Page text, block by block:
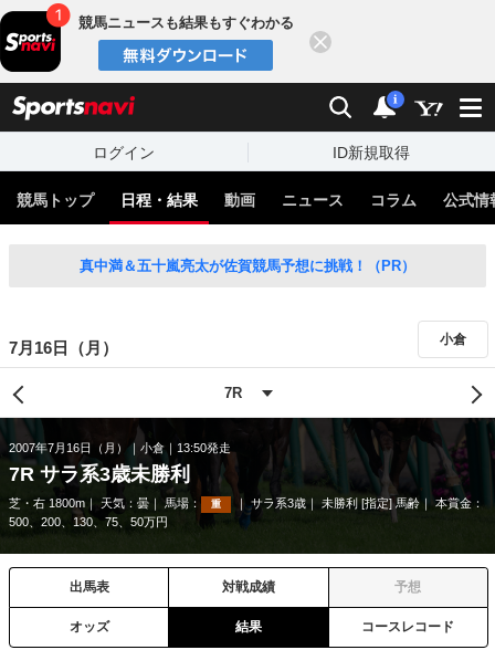
競馬ニュースも結果もすぐわかる
検索 通知
i
ログイン ID新規取得
競馬トップ 日程・結果 動画 ニュース コラム 公式情
真中満＆五十嵐亮太が佐賀競馬予想に挑戦！（PR）
7月16日（月） 小倉
2007年7月16日（月） 小倉 13:50発走
7R サラ系3歳未勝利
芝・右 1800m 天気： 曇 馬場： 重 サラ系3歳 未勝利 [指定] 馬齢
本賞金：
500、200、130、75、50万円
出馬表 対戦成績 予想
オッズ 結果 コースレコード